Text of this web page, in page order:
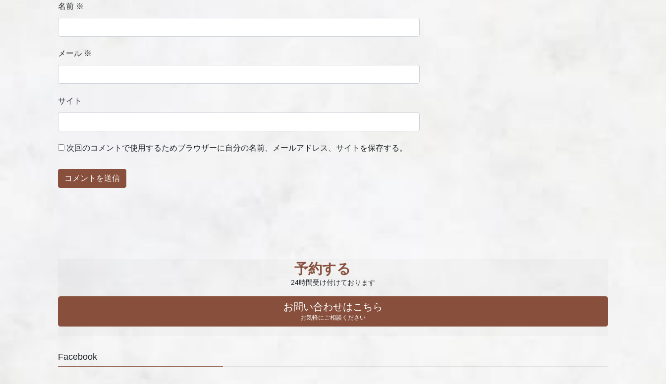
名前 ※
メール ※
サイト
次回のコメントで使用するためブラウザーに自分の名前、メールアドレス、サイトを保存する。
予約する
24時間受け付けております
お問い合わせはこちら
お気軽にご相談ください
Facebook